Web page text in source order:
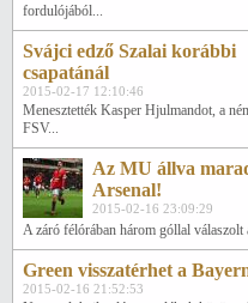
fordulójából...
Svájci edző Szalai korábbi
csapatánál
2015-02-17 12:10:46
Menesztették Kasper Hjulmandot, a
FSV...
Az MU állva
Arsenal!
2015-02-16 23:09:29
A záró félórában három góllal válaszolt
Green visszatérhet a
2015-02-16 21:52:53